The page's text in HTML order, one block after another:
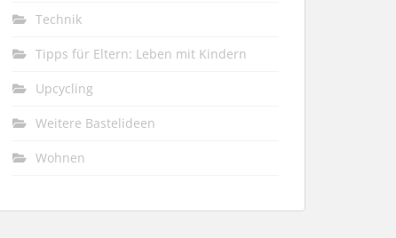
Technik
Tipps für Eltern: Leben mit Kindern
Upcycling
Weitere Bastelideen
Wohnen